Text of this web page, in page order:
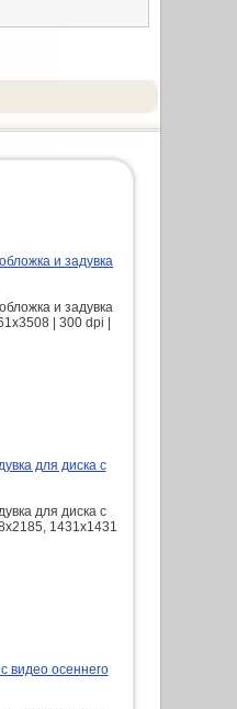
и задувка
и задувка
| 300 dpi |
для диска с
для диска с
1431x1431
видео осеннего